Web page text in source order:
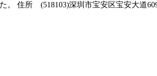
。 住所 (518103)深圳市宝安区宝安大道